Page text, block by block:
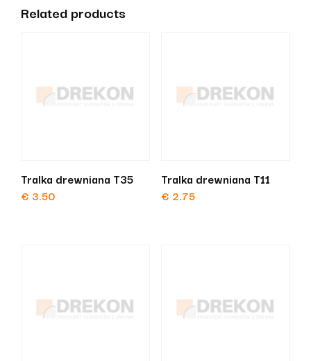
Related products
Tralka drewniana T35
€ 3.50
Tralka drewniana T11
€ 2.75